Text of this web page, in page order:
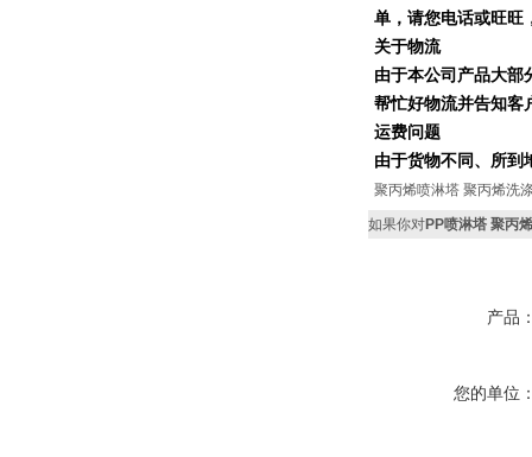
单，请您电话或旺旺
关于物流
由于本公司产品大部
帮忙好物流并告知客
运费问题
由于货物不同、所到
聚丙烯喷淋塔 聚丙烯洗
如果你对PP喷淋塔 聚丙
产品
您的单位